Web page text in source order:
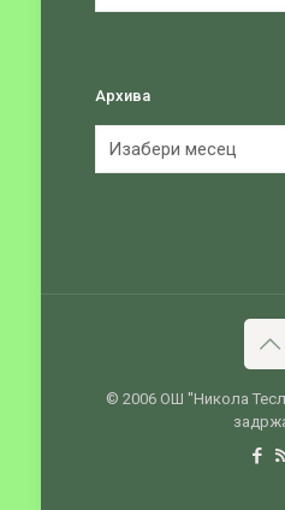
Архива
© 2006 ОШ ''Никола